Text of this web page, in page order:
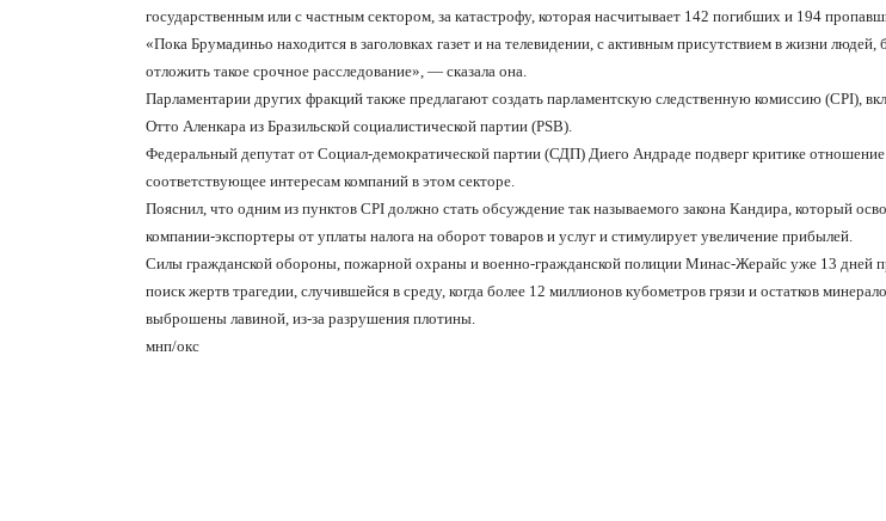
государственным или с частным сектором, за катастрофу, которая насчитывает 142 погибших и 194
«Пока Брумадиньо находится в заголовках газет и на телевидении, с активным присутствием в жизни людей,
отложить такое срочное расследование», — сказала она.
Парламентарии других фракций также предлагают создать парламентскую следственную комиссию (CPI),
Отто Аленкара из Бразильской социалистической партии (PSB).
Федеральный депутат от Социал-демократической партии (СДП) Диего Андраде подверг критике отношение
соответствующее интересам компаний в этом секторе.
Пояснил, что одним из пунктов CPI должно стать обсуждение так называемого закона Кандира, который
компании-экспортеры от уплаты налога на оборот товаров и услуг и стимулирует увеличение прибылей.
Силы гражданской обороны, пожарной охраны и военно-гражданской полиции Минас-Жерайс уже 13 дней
поиск жертв трагедии, случившейся в среду, когда более 12 миллионов кубометров грязи и остатков
выброшены лавиной, из-за разрушения плотины.
мнп/окс